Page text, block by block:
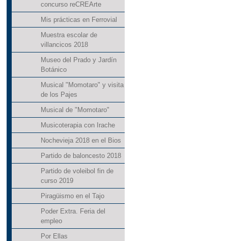
concurso reCREArte
Mis prácticas en Ferrovial
Muestra escolar de
villancicos 2018
Museo del Prado y Jardín
Botánico
Musical "Momotaro" y visita
de los Pajes
Musical de "Momotaro"
Musicoterapia con Irache
Nochevieja 2018 en el Bios
Partido de baloncesto 2018
Partido de voleibol fin de
curso 2019
Piragüismo en el Tajo
Poder Extra. Feria del
empleo
Por Ellas